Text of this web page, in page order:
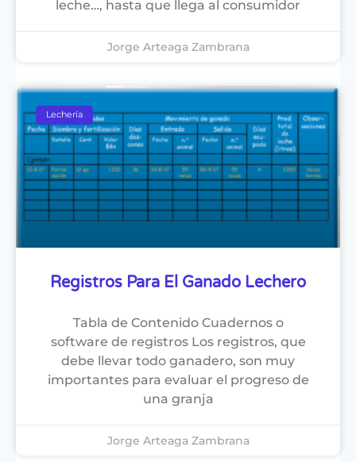
leche…, hasta que llega al consumidor
Jorge Arteaga Zambrana
Lechería
Registros Para El Ganado Lechero
Tabla de Contenido Cuadernos o
software de registros Los registros, que
debe llevar todo ganadero, son muy
importantes para evaluar el progreso de
una granja
Jorge Arteaga Zambrana